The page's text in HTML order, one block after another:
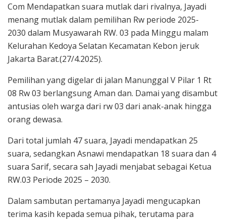
Com Mendapatkan suara mutlak dari rivalnya, Jayadi
menang mutlak dalam pemilihan Rw periode 2025-
2030 dalam Musyawarah RW. 03 pada Minggu malam
Kelurahan Kedoya Selatan Kecamatan Kebon jeruk
Jakarta Barat.(27/4.2025).
Pemilihan yang digelar di jalan Manunggal V Pilar 1 Rt
08 Rw 03 berlangsung Aman dan. Damai yang disambut
antusias oleh warga dari rw 03 dari anak-anak hingga
orang dewasa.
Dari total jumlah 47 suara, Jayadi mendapatkan 25
suara, sedangkan Asnawi mendapatkan 18 suara dan 4
suara Sarif, secara sah Jayadi menjabat sebagai Ketua
RW.03 Periode 2025 – 2030.
Dalam sambutan pertamanya Jayadi mengucapkan
terima kasih kepada semua pihak, terutama para